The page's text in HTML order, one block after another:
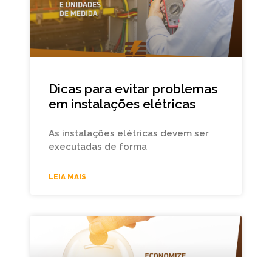
Dicas para evitar problemas
em instalações elétricas
As instalações elétricas devem ser
executadas de forma
LEIA MAIS